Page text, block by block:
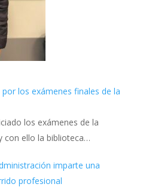
los exámenes finales de la
los exámenes de la
con ello la biblioteca…
imparte una
profesional